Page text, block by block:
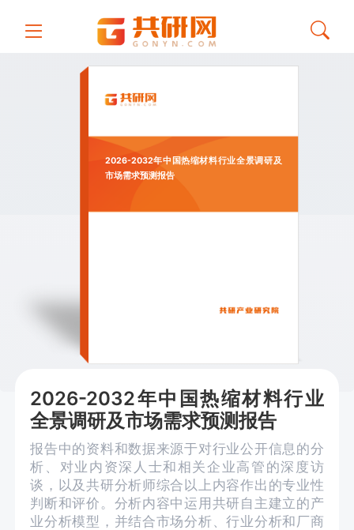
2026-2032年中国热缩材料行业全景调研及
市场需求预测报告
2026-2032年中国热缩材料行业
全景调研及市场需求预测报告
报告中的资料和数据来源于对行业公开信息的分
析、对业内资深人士和相关企业高管的深度访
谈，以及共研分析师综合以上内容作出的专业性
判断和评价。分析内容中运用共研自主建立的产
业分析模型，并结合市场分析、行业分析和厂商